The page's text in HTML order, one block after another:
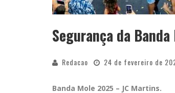
Segurança da
Redacao 24 de fevereiro de
Banda Mole 2025 – JC Martins.